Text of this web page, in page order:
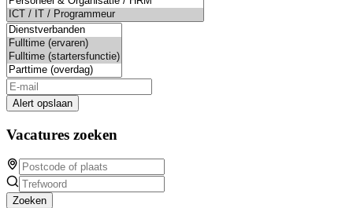
Alert opslaan
Vacatures zoeken
Zoeken